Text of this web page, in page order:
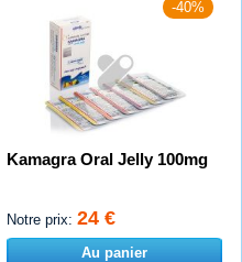
-40%
Kamagra Oral Jelly 100mg
Notre prix: 24 €
Au panier